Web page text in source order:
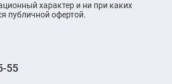
характер и ни при каких
публичной офертой.
55